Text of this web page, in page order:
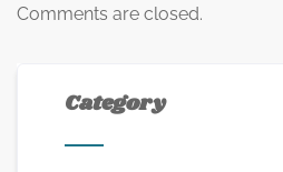
Comments are closed.
Category